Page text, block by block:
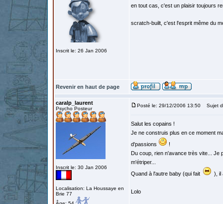
Inscrit le: 26 Jan 2006
en tout cas, c'est un plaisir toujours
scratch-built, c'est l'esprit même du
Revenir en haut de page
caralp_laurent
Psycho Posteur
Inscrit le: 30 Jan 2006
Localisation: La Houssaye en
Brie 77
Posté le: 29/12/2006 13:50 Sujet
Salut les copains !
Je ne construis plus en ce moment
d'passions
!
Du coup, rien n'avance très vite... Je
m'étriper...
Quand à l'autre baby (qui fait
), il
Lolo